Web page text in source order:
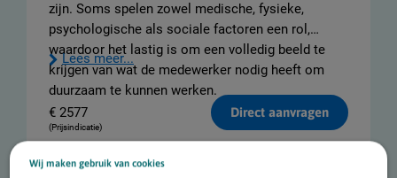
zijn. Soms spelen zowel medische, fysieke,
psychologische als sociale factoren een rol,
waardoor het lastig is om een volledig beeld te
krijgen van wat de medewerker nodig heeft om
duurzaam te kunnen werken.
Lees meer...
€ 2577
(Prijsindicatie)
Direct aanvragen
Wij maken gebruik van cookies